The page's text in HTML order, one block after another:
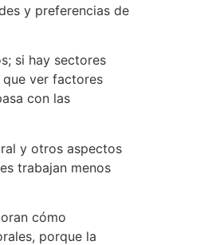
y preferencias de
si hay sectores
que ver factores
con las
y otros aspectos
trabajan menos
cómo
porque la